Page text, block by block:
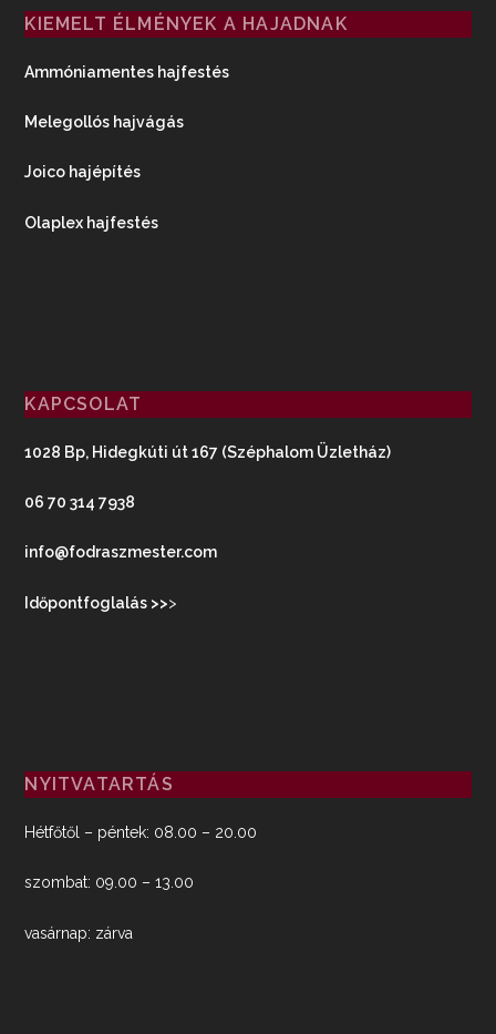
KIEMELT ÉLMÉNYEK A HAJADNAK
Ammóniamentes hajfestés
Melegollós hajvágás
Joico hajépítés
Olaplex hajfestés
KAPCSOLAT
1028 Bp, Hidegkúti út 167 (Széphalom Üzletház)
06 70 314 7938
info@fodraszmester.com
Időpontfoglalás >>>
NYITVATARTÁS
Hétfőtől – péntek: 08.00 – 20.00
szombat: 09.00 – 13.00
vasárnap: zárva